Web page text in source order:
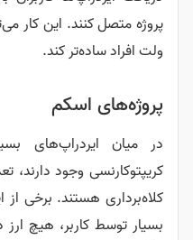
پروژه متصل کنند. این کار
ولت افراد ساده‌تر کند.
پروژه‌های اسکم
در میان ایردراپ‌های
کریپتوکارنسی وجود دارند،
کلاه‌برداری هستند. برخی از
بسیار توسط کاربر، هیچ